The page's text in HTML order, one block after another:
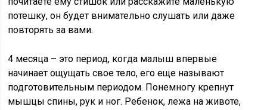
потешку, он будет внимательно слушать или даже
повторять за вами.
4 месяца – это период, когда малыш впервые
начинает ощущать свое тело, его еще называют
подготовительным периодом. Понемногу крепнут
мышцы спины, рук и ног. Ребенок, лежа на животе,